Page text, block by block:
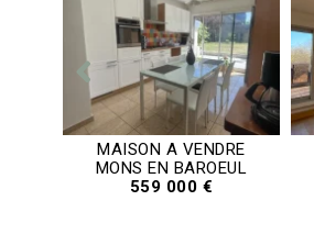
MAISON A VENDRE
MONS EN BAROEUL
559 000 €